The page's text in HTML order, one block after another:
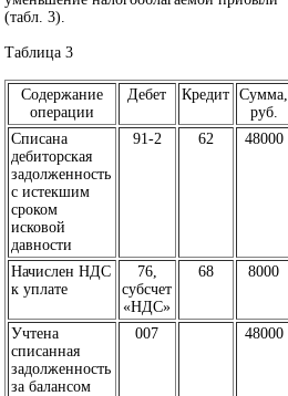
(табл. 3).
Таблица 3
Содержание
операции
Дебет Кредит
Сумма,
руб.
Списана
дебиторская
задолженность
с истекшим
сроком
исковой
давности
91-2 62 48000
Начислен НДС
к уплате
76,
субсчет
«НДС»
68 8000
Учтена
списанная
задолженность
за балансом
007 48000